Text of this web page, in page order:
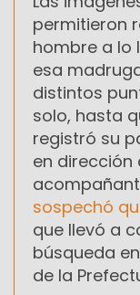
permitieron
hombre a lo
esa
distintos
solo, hasta
registró su
en dirección
sospechó
que llevó a
búsqueda
de la